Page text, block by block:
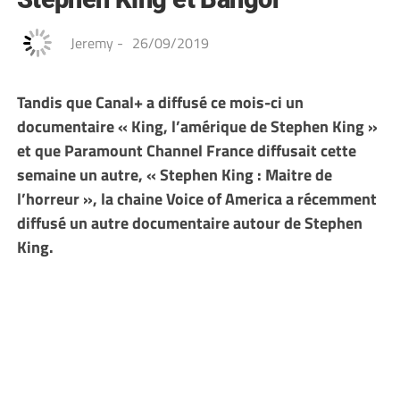
Jeremy - 26/09/2019
Tandis que Canal+ a diffusé ce mois-ci un
documentaire « King, l’amérique de Stephen King »
et que Paramount Channel France diffusait cette
semaine un autre, « Stephen King : Maitre de
l’horreur », la chaine Voice of America a récemment
diffusé un autre documentaire autour de Stephen
King.